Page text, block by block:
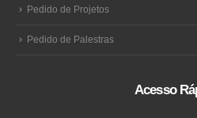
Pedido de Projetos
Pedido de Palestras
Acesso